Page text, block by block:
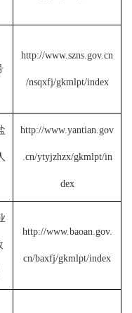
http://www.szns.gov.cn
/nsqxfj/gkmlpt/index
http://www.yantian.gov
.cn/ytyjzhzx/gkmlpt/in
dex
http://www.baoan.gov.
cn/baxfj/gkmlpt/index